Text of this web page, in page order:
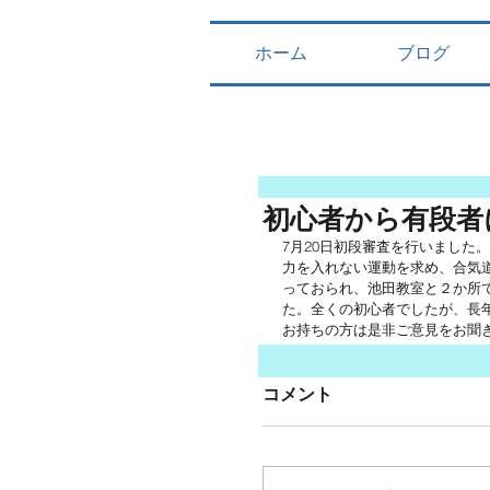
ホーム ブログ
初心者から有段者
7月20日初段審査を行いました
力を入れない運動を求め、合気
っておられ、池田教室と２か所
た。全くの初心者でしたが、長
お持ちの方は是非ご意見をお聞
コメント